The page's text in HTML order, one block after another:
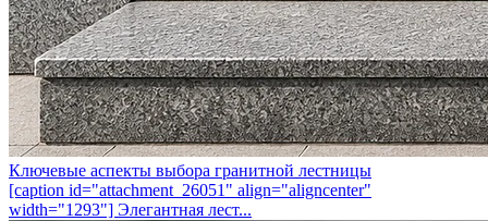
Ключевые аспекты выбора гранитной лестницы
[caption id="attachment_26051" align="aligncenter"
width="1293"] Элегантная лест...